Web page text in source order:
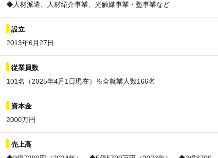
◆人材派遣、人材紹介事業、光触媒事業・塾事業など
設立
2013年6月27日
従業員数
101名（2025年4月1日現在）※全就業人数166名
資本金
2000万円
売上高